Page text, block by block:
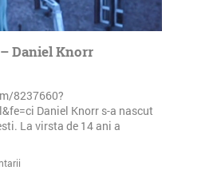
Daniel Knorr
8237660?
Daniel Knorr s-a nascut
La virsta de 14 ani a